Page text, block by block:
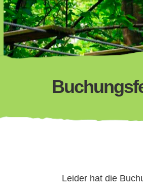
Leider hat die